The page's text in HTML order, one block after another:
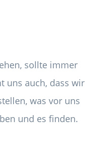
sollte immer
uns auch, dass wir
was vor uns
und es finden.